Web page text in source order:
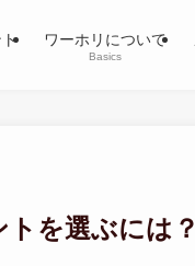
ワーホリについて
Basics
を選ぶには？